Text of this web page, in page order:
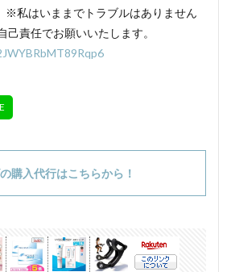
※私はいままでトラブルはありません
己責任でお願いいたします。
購入代行はこちらから！